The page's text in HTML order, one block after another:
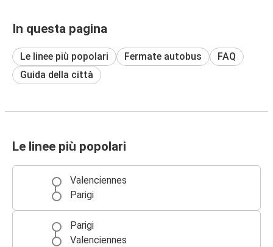
In questa pagina
Le linee più popolari Fermate autobus
FAQ
Guida della città
Le linee più popolari
Valenciennes
Parigi
Parigi
Valenciennes